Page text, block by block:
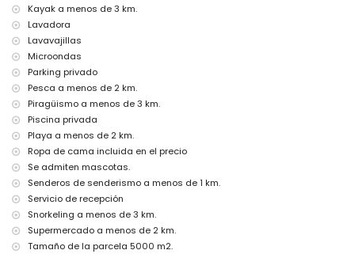
alojamiento)
castillo (Guadalest) (a menos de 25 kilómetros del alojamiento)
Deportes
senderismo, mountain bike y ciclismo (a menos de 1000 metros de la
villa)
tenis, golf (Don Cayo Golf), escalada, piragüismo, kayaking, pesca,
buceo, esnórquel y windsurf (a menos de 5 kilómetros de la villa)
paseo a caballo (a menos de 10 kilómetros de la villa)
Kayak a menos de 3 km.
Lavadora
Lavavajillas
Microondas
Parking privado
Pesca a menos de 2 km.
Piragüismo a menos de 3 km.
Piscina privada
Playa a menos de 2 km.
Ropa de cama incluida en el precio
Se admiten mascotas.
Senderos de senderismo a menos de 1 km.
Servicio de recepción
Snorkeling a menos de 3 km.
Supermercado a menos de 2 km.
Tamaño de la parcela 5000 m2.